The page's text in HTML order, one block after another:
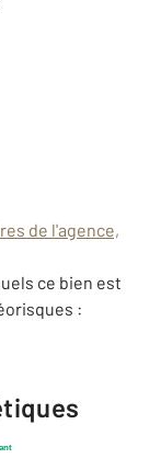
de l'agence,
ce bien est
: